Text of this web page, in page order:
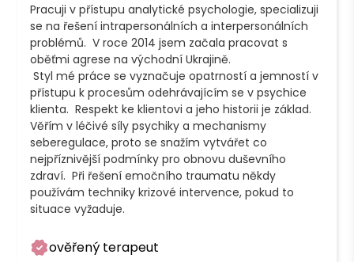
Pracuji v přístupu analytické psychologie, specializuji
se na řešení intrapersonálních a interpersonálních
problémů.  V roce 2014 jsem začala pracovat s
oběťmi agrese na východní Ukrajině.
Styl mé práce se vyznačuje opatrností a jemností v
přístupu k procesům odehrávajícím se v psychice
klienta.  Respekt ke klientovi a jeho historii je základ.
Věřím v léčivé síly psychiky a mechanismy
seberegulace, proto se snažím vytvářet co
nejpříznivější podmínky pro obnovu duševního
zdraví.  Při řešení emočního traumatu někdy
používám techniky krizové intervence, pokud to
situace vyžaduje.
ověřený terapeut